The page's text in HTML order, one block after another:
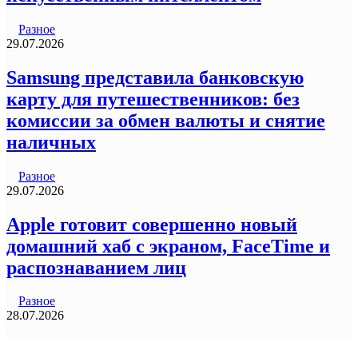
Разное
29.07.2026
Samsung представила банковскую
карту для путешественников: без
комиссии за обмен валюты и снятие
наличных
Разное
29.07.2026
Apple готовит совершенно новый
домашний хаб с экраном, FaceTime и
распознаванием лиц
Разное
28.07.2026